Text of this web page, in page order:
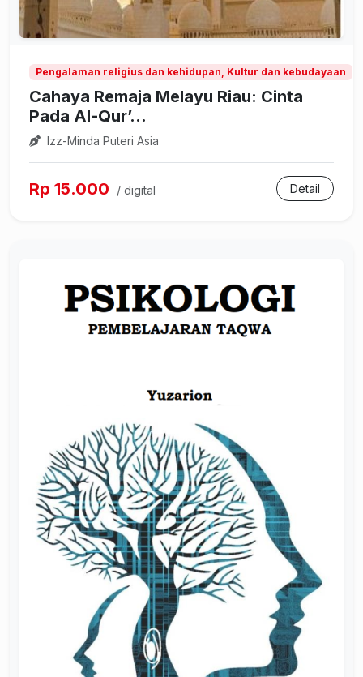
Pengalaman religius dan kehidupan, Kultur dan kebudayaan
Cahaya Remaja Melayu Riau: Cinta
Pada Al-Qur’...
Izz-Minda Puteri Asia
Rp 15.000 / digital Detail